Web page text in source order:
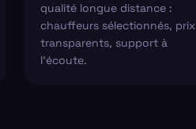
qualité longue distance :
chauffeurs sélectionnés, prix
transparents, support à
l'écoute.